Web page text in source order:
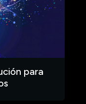
para